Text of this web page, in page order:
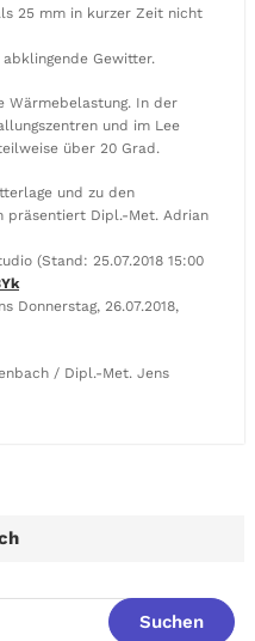
25 mm in kurzer Zeit nicht
Gewitter.
Wärmebelastung. In der
und im Lee
über 20 Grad.
und zu den
präsentiert Dipl.-Met. Adrian
(Stand: 25.07.2018 15:00
Donnerstag, 26.07.2018,
/ Dipl.-Met. Jens